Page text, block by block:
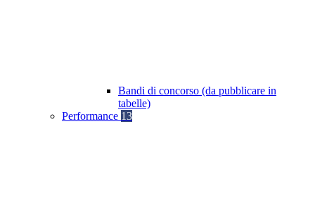
Bandi di concorso (da pubblicare in
tabelle)
Performance 13